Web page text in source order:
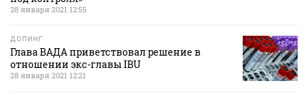
28 января 2021 12:55
ДОПИНГ
Глава ВАДА приветствовал решение в
отношении экс-главы IBU
28 января 2021 12:21